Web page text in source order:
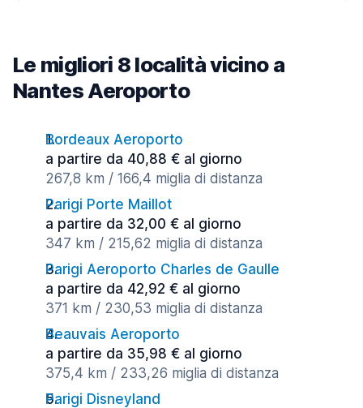
Le migliori 8 località vicino a
Nantes Aeroporto
Bordeaux Aeroporto
a partire da 40,88 € al giorno
267,8 km / 166,4 miglia di distanza
Parigi Porte Maillot
a partire da 32,00 € al giorno
347 km / 215,62 miglia di distanza
Parigi Aeroporto Charles de Gaulle
a partire da 42,92 € al giorno
371 km / 230,53 miglia di distanza
Beauvais Aeroporto
a partire da 35,98 € al giorno
375,4 km / 233,26 miglia di distanza
Parigi Disneyland